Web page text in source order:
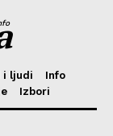
i ljudi
Info
Izbori